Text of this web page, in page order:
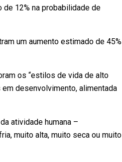
de 12% na probabilidade de
um aumento estimado de 45%
os “estilos de vida de alto
desenvolvimento, alimentada
atividade humana –
muito alta, muito seca ou muito